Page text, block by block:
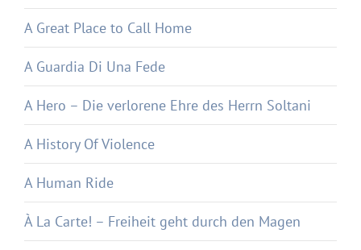
A Great Place to Call Home
A Guardia Di Una Fede
A Hero – Die verlorene Ehre des Herrn Soltani
A History Of Violence
A Human Ride
À La Carte! – Freiheit geht durch den Magen